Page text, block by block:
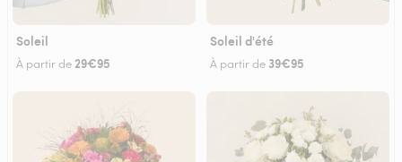
Soleil
À partir de29€95
Soleil d'été
À partir de 39€95